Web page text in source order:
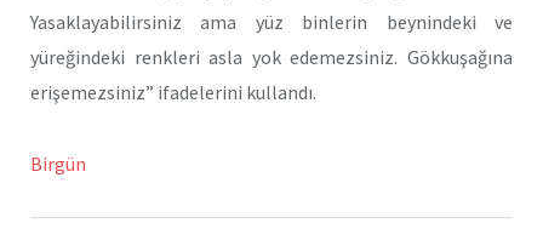
Yasaklayabilirsiniz ama yüz binlerin beynindeki ve
yüreğindeki renkleri asla yok edemezsiniz. Gökkuşağına
erişemezsiniz” ifadelerini kullandı.
Birgün